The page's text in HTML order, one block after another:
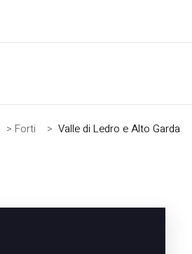
> Forti > Valle di Ledro e Alto Garda